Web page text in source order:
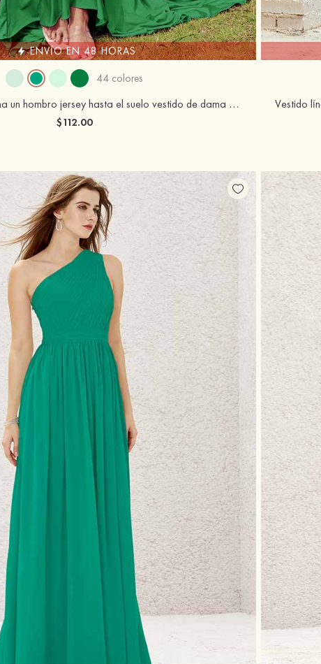
ENVÍO EN 48 HORAS
44 colores
Corte trompeta/sirena un hombro jersey hasta el suelo vestido de dama de honor
$112.00